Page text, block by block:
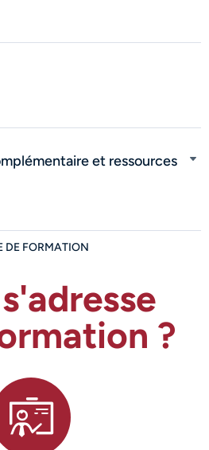
et ressources
DE FORMATION
?